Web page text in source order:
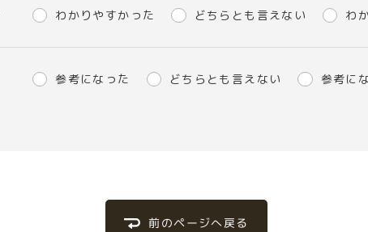
わかりやすかった どちらとも言えない わ
参考になった どちらとも言えない 参考に
前のページへ戻る